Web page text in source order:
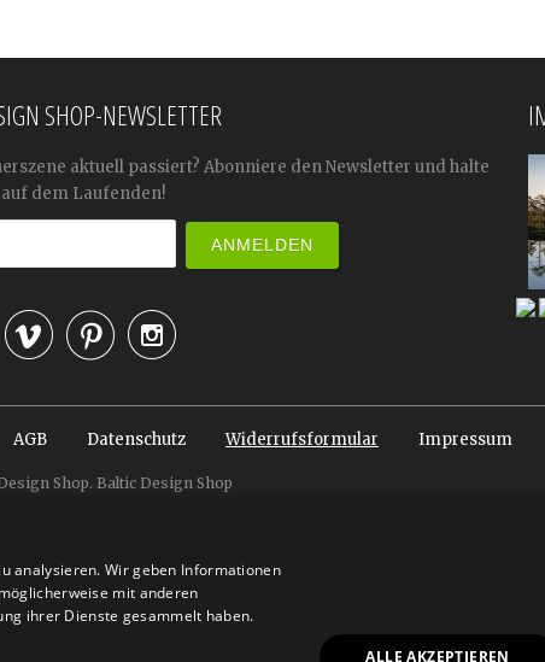
SHOP-NEWSLETTER
aktuell passiert? Abonniere den Newsletter und halte
auf dem Laufenden!

AGB Datenschutz Widerrufsformular Impressum
Shop. Baltic Design Shop
analysieren. Wir geben Informationen
mit anderen
ihrer Dienste gesammelt haben.
ALLE AKZEPTIEREN